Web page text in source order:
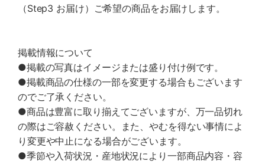
（Step3 お届け）ご希望の商品をお届けします。
掲載情報について
●掲載の写真はイメージまたは盛り付け例です。
●掲載商品の仕様の一部を変更する場合もございます
のでご了承ください。
●商品は豊富に取り揃えてございますが、万一品切れ
の際はご容赦ください。また、やむを得ない事情によ
り変更や中止になる場合がございます。
●季節や入荷状況・産地状況により一部商品内容・容